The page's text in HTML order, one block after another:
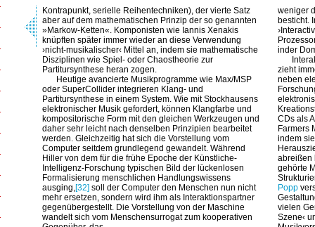
Kontrapunkt, serielle Reihentechniken), der vierte Satz
aber auf dem mathematischen Prinzip der so genannten
»Markow-Ketten«. Komponisten wie Iannis Xenakis
knüpften später immer wieder an diese Verwendung
›nicht-musikalischer‹ Mittel an, indem sie mathematische
Disziplinen wie Spiel- oder Chaostheorie zur
Partitursynthese heran zogen.
Heutige avancierte Musikprogramme wie Max/MSP
oder SuperCollider integrieren Klang- und
Partitursynthese in einem System. Wie mit Stockhausens
elektronischer Musik gefordert, können Klangfarbe und
kompositorische Form mit den gleichen Werkzeugen und
daher sehr leicht nach denselben Prinzipien bearbeitet
werden. Gleichzeitig hat sich die Vorstellung vom
Computer seitdem grundlegend gewandelt. Während
Hiller von dem für die frühe Epoche der Künstliche-
Intelligenz-Forschung typischen Bild der lückenlosen
Formalisierung menschlichen Handlungswissens
ausging,[32] soll der Computer den Menschen nun nicht
mehr ersetzen, sondern wird ihm als Interaktionspartner
gegenübergestellt. Die Vorstellung von der Maschine
wandelt sich vom Menschensurrogat zum kooperativen
weniger
besticht.
inder
zieht
neben
CDs als
Farmers
indem
abreißen
gehörte
Popp
vielen
Szene‹